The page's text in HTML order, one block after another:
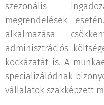
szezonális
megrendelések
alkalmazása
adminisztrációs
kockázatát is. A
specializálódnak
vállalatok szakképzett